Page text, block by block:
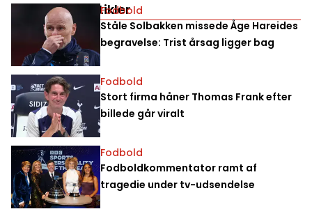
Relaterede artikler
Fodbold
Ståle Solbakken missede Åge Hareides
begravelse: Trist årsag ligger bag
Fodbold
Stort firma håner Thomas Frank efter
billede går viralt
Fodbold
Fodboldkommentator ramt af
tragedie under tv-udsendelse